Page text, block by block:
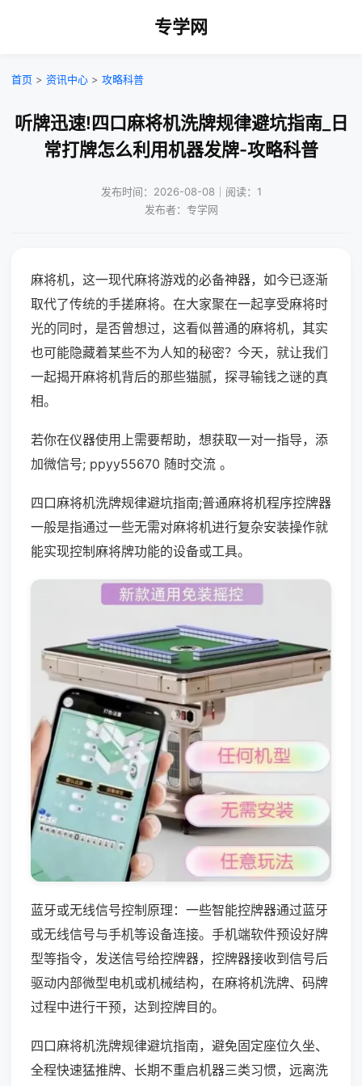
专学网
首页 > 资讯中心 > 攻略科普
听牌迅速!四口麻将机洗牌规律避坑指南_日
常打牌怎么利用机器发牌-攻略科普
发布时间：2026-08-08｜阅读：1
发布者：专学网
麻将机，这一现代麻将游戏的必备神器，如今已逐渐
取代了传统的手搓麻将。在大家聚在一起享受麻将时
光的同时，是否曾想过，这看似普通的麻将机，其实
也可能隐藏着某些不为人知的秘密？今天，就让我们
一起揭开麻将机背后的那些猫腻，探寻输钱之谜的真
相。
若你在仪器使用上需要帮助，想获取一对一指导，添
加微信号; ppyy55670 随时交流 。
四口麻将机洗牌规律避坑指南;普通麻将机程序控牌器
一般是指通过一些无需对麻将机进行复杂安装操作就
能实现控制麻将牌功能的设备或工具。
蓝牙或无线信号控制原理：一些智能控牌器通过蓝牙
或无线信号与手机等设备连接。手机端软件预设好牌
型等指令，发送信号给控牌器，控牌器接收到信号后
驱动内部微型电机或机械结构，在麻将机洗牌、码牌
过程中进行干预，达到控牌目的。
四口麻将机洗牌规律避坑指南，避免固定座位久坐、
全程快速猛推牌、长期不重启机器三类习惯，远离洗